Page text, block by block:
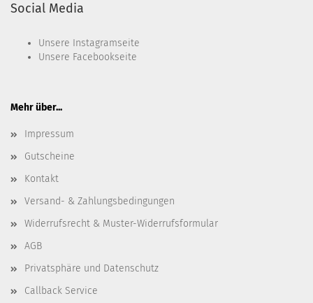
Social Media
Unsere Instagramseite
Unsere Facebookseite
Mehr über...
Impressum
Gutscheine
Kontakt
Versand- & Zahlungsbedingungen
Widerrufsrecht & Muster-Widerrufsformular
AGB
Privatsphäre und Datenschutz
Callback Service